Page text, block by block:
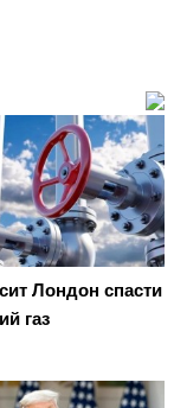
Лондон спасти
газ